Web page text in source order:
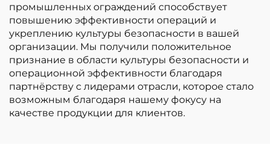
промышленных ограждений способствует
повышению эффективности операций и
укреплению культуры безопасности в вашей
организации. Мы получили положительное
признание в области культуры безопасности и
операционной эффективности благодаря
партнёрству с лидерами отрасли, которое стало
возможным благодаря нашему фокусу на
качестве продукции для клиентов.